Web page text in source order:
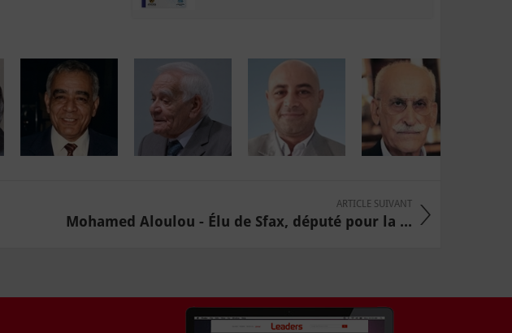
ARTICLE SUIVANT
Mohamed Aloulou - Élu de Sfax, député pour la ...